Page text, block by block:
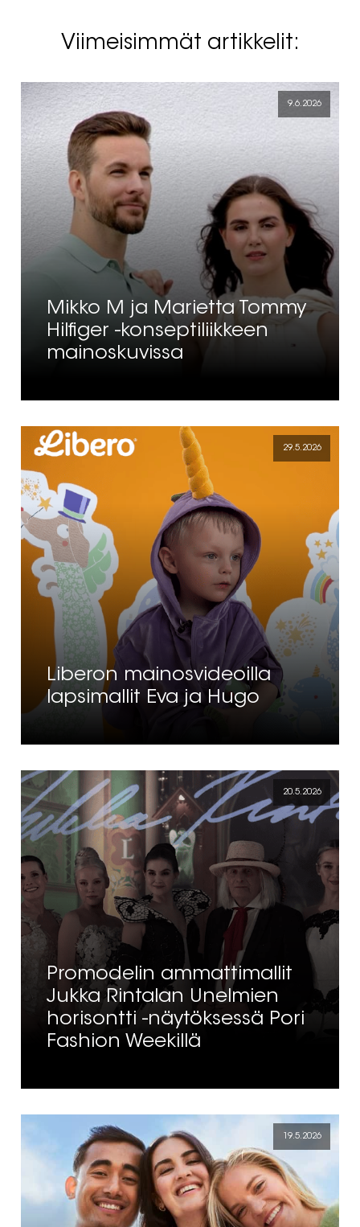
Viimeisimmät artikkelit:
9.6.2026
Mikko M ja Marietta Tommy
Hilfiger -konseptiliikkeen
mainoskuvissa
29.5.2026
Liberon mainosvideoilla
lapsimallit Eva ja Hugo
20.5.2026
Promodelin ammattimallit
Jukka Rintalan Unelmien
horisontti -näytöksessä Pori
Fashion Weekillä
19.5.2026